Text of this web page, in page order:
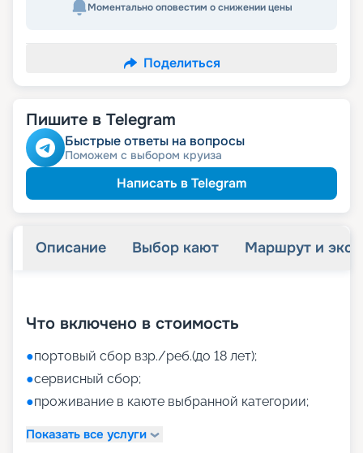
Моментально оповестим о снижении цены
Поделиться
Пишите в Telegram
Быстрые ответы на вопросы
Поможем с выбором круиза
Написать в Telegram
Описание Выбор кают Маршрут и
Что включено в стоимость
●портовый сбор взр./реб.(до 18 лет);
●сервисный сбор;
●проживание в каюте выбранной категории;
Показать все услуги